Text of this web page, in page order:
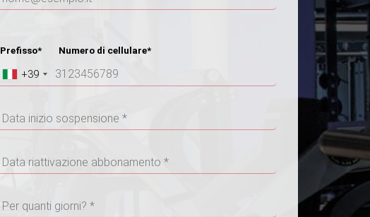
Prefisso* Numero di cellulare*
+39